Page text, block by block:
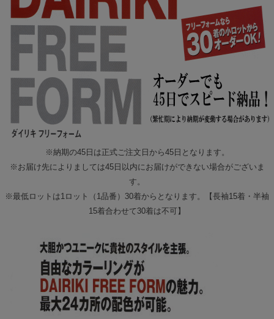
※納期の45日は正式ご注文日から45日となります。
※お届け先によりましては45日以内にお届けができない場合がございま
す。
※最低ロットは1ロット（1品番）30着からとなります。【長袖15着・半袖
15着合わせて30着は不可】